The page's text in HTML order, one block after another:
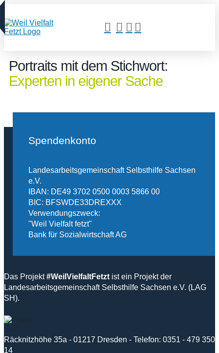
Portraits mit dem Stichwort:
Experten in eigener Sache
Spendenkonto
Landesarbeitsgemeinschaft Selbsthilfe Sachsen
e.V.
IBAN: DE49 3702 0500 0003 5866 00
BIC: BFSWDE33DREXXX
Verwendungszweck:
"Weil Vielfalt fetzt"
Bank für Sozialwirtschaft AG
Das Projekt#WeilVielfaltFetzt ist ein Projekt der
Landesarbeitsgemeinschaft Selbsthilfe Sachsen e.V. (LAG
SH).
Räcknitzhöhe 35a - 01217 Dresden - Telefon: 0351 - 479 350
14